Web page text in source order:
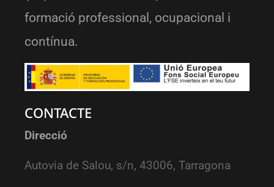
formació professional, ocupacional i
contínua.
CONTACTE
Direcció
Autovia de Salou, s/n, 43006, Tarragona